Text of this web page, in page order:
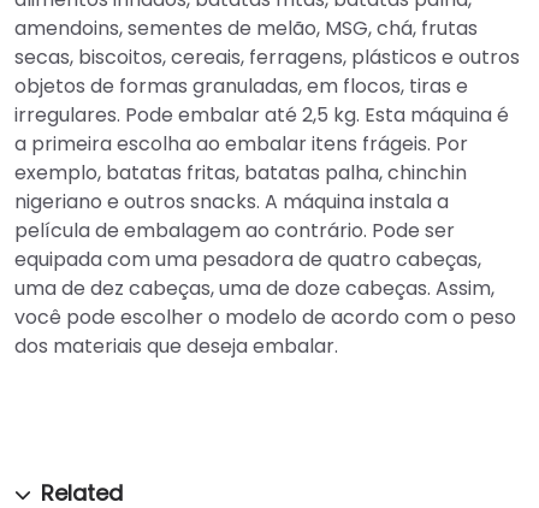
amendoins, sementes de melão, MSG, chá, frutas
secas, biscoitos, cereais, ferragens, plásticos e outros
objetos de formas granuladas, em flocos, tiras e
irregulares. Pode embalar até 2,5 kg. Esta máquina é
a primeira escolha ao embalar itens frágeis. Por
exemplo, batatas fritas, batatas palha, chinchin
nigeriano e outros snacks. A máquina instala a
película de embalagem ao contrário. Pode ser
equipada com uma pesadora de quatro cabeças,
uma de dez cabeças, uma de doze cabeças. Assim,
você pode escolher o modelo de acordo com o peso
dos materiais que deseja embalar.